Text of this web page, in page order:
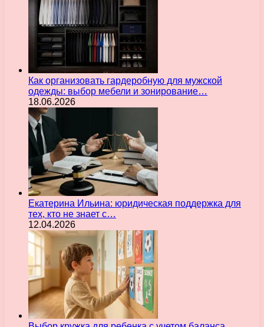
Как организовать гардеробную для мужской
одежды: выбор мебели и зонирование…
18.06.2026
Екатерина Ильина: юридическая поддержка для
тех, кто не знает с…
12.04.2026